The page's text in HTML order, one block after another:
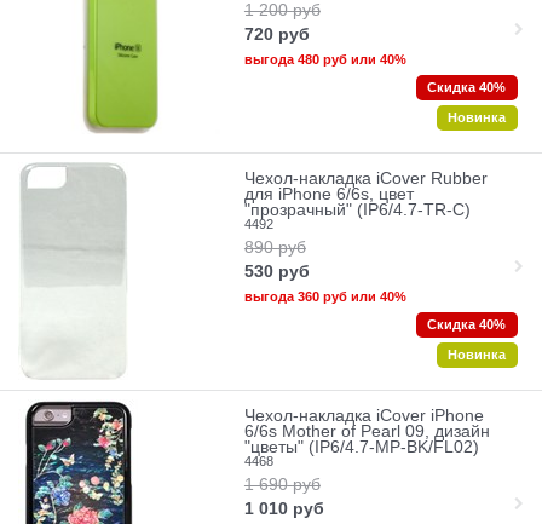
1 200 руб
720 руб
выгода 480 рубили 40%
Скидка 40%
Новинка
Чехол-накладка iCover Rubber
для iPhone 6/6s, цвет
"прозрачный" (IP6/4.7-TR-C)
4492
890 руб
530 руб
выгода 360 рубили 40%
Скидка 40%
Новинка
Чехол-накладка iCover iPhone
6/6s Mother of Pearl 09, дизайн
"цветы" (IP6/4.7-MP-BK/FL02)
4468
1 690 руб
1 010 руб